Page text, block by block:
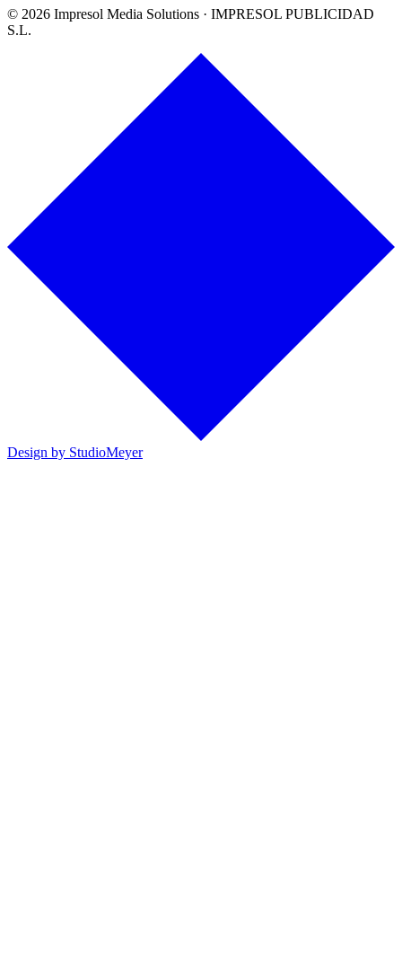
© 2026 Impresol Media Solutions · IMPRESOL PUBLICIDAD
S.L.
Design by StudioMeyer